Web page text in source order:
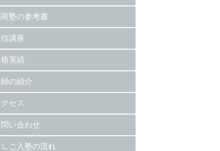
塾の参考書
講座
実績
の紹介
セス
問い合わせ
ご入塾の流れ